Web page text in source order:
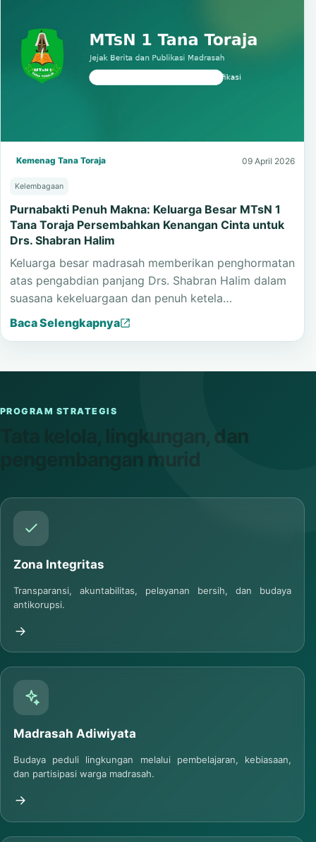
Kemenag Tana Toraja 09 April 2026
Kelembagaan
Purnabakti Penuh Makna: Keluarga Besar MTsN 1
Tana Toraja Persembahkan Kenangan Cinta untuk
Drs. Shabran Halim
atas pengabdian panjang Drs. Shabran Halim dalam
Baca Selengkapnya
pengembangan murid
Zona Integritas
antikorupsi.
Madrasah Adiwiyata
dan partisipasi warga madrasah.